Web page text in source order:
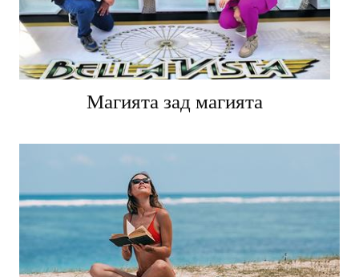
Магията зад магията